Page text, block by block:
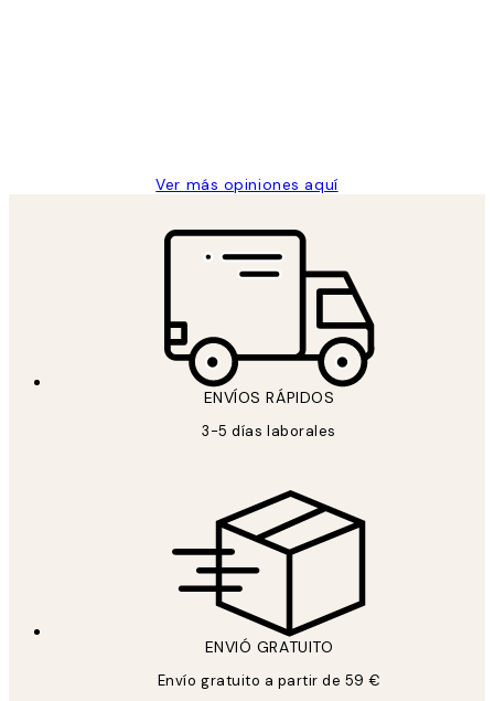
Ver más opiniones aquí
ENVÍOS RÁPIDOS
3-5 días laborales
ENVIÓ GRATUITO
Envío gratuito a partir de 59 €